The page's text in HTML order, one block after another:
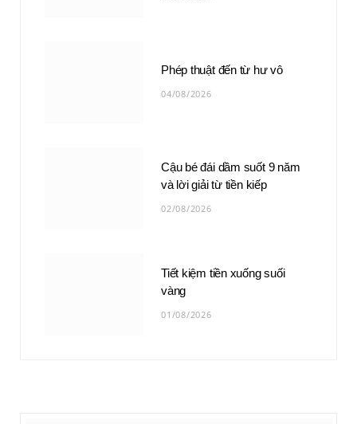
Phép thuật đến từ hư vô
04/08/2026
Cậu bé đái dầm suốt 9 năm
và lời giải từ tiền kiếp
02/08/2026
Tiết kiệm tiền xuống suối
vàng
01/08/2026